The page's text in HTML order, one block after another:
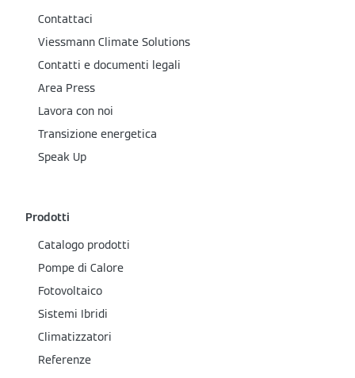
Contattaci
Viessmann Climate Solutions
Contatti e documenti legali
Area Press
Lavora con noi
Transizione energetica
Speak Up
Prodotti
Catalogo prodotti
Pompe di Calore
Fotovoltaico
Sistemi Ibridi
Climatizzatori
Referenze